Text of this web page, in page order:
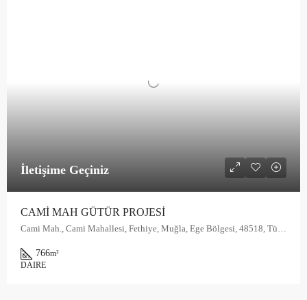
İletişime Geçiniz
CAMİ MAH GÜTÜR PROJESİ
Cami Mah., Cami Mahallesi, Fethiye, Muğla, Ege Bölgesi, 48518, Türkiye
766m²
DAIRE